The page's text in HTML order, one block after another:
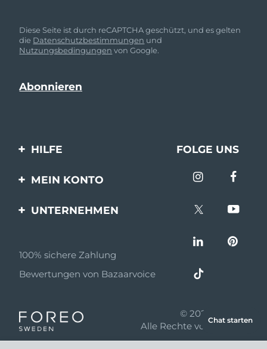
Diese Seite ist durch reCAPTCHA geschützt, und es gelten
die Datenschutzbestimmungen und
Nutzungsbedingungen von Google.
HILFE
Kontaktiere uns
FOLGE UNS
MEIN KONTO
UNTERNEHMEN
Partnerprogramm
Partner Nachrichten
Einzelhändler
100% sichere Zahlung
Bewertungen von Bazaarvoice
© 2026 FOREO
Alle Rechte vorbehalten
Chat starten